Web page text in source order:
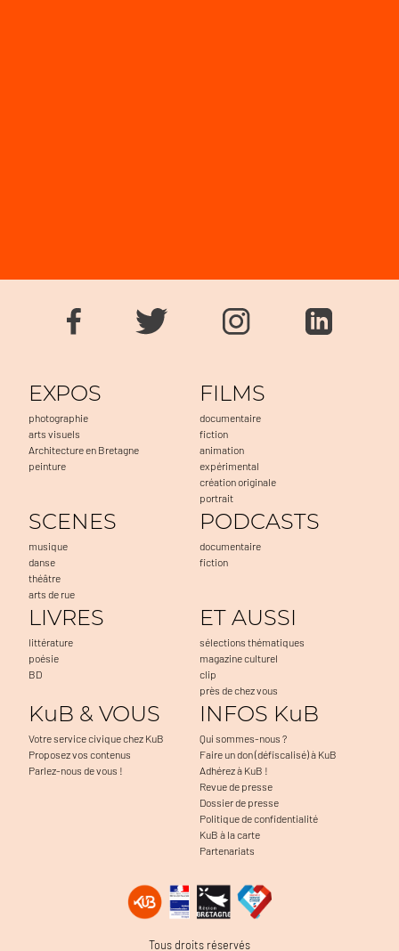
EXPOS
photographie
arts visuels
Architecture en Bretagne
peinture
FILMS
documentaire
fiction
animation
expérimental
création originale
portrait
SCENES
musique
danse
théâtre
arts de rue
PODCASTS
documentaire
fiction
LIVRES
littérature
poésie
BD
ET AUSSI
sélections thématiques
magazine culturel
clip
près de chez vous
KuB & VOUS
Votre service civique chez KuB
Proposez vos contenus
Parlez-nous de vous !
INFOS KuB
Qui sommes-nous ?
Faire un don (défiscalisé) à KuB
Adhérez à KuB !
Revue de presse
Dossier de presse
Politique de confidentialité
KuB à la carte
Partenariats
Tous droits réservés